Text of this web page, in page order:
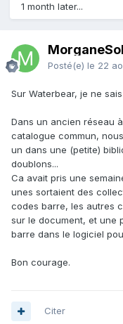
1 month later...
MorganeSol
Posté(e) le 22
Sur Waterbear, je ne
Dans un ancien réseau
catalogue commun,
un dans une (petite)
doublons...
Ca avait pris une
unes sortaient des
codes barre, les autres
sur le document, et une
barre dans le logiciel
Bon courage.
Citer